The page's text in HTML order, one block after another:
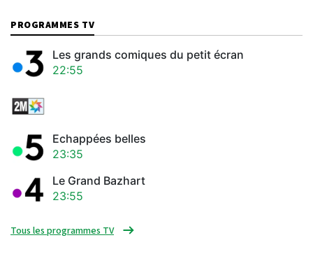
PROGRAMMES TV
Les grands comiques du petit écran
22:55
Echappées belles
23:35
Le Grand Bazhart
23:55
Tous les programmes TV